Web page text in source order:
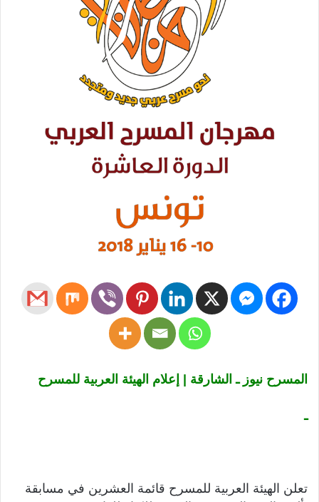
المسرح نيوز ـ الشارقة | إعلام الهيئة العربية للمسرح
ـ
تعلن الهيئة العربية للمسرح قائمة العشرين في مسابقة